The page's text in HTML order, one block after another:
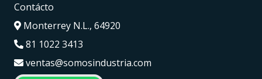
Contácto
Monterrey N.L., 64920
81 1022 3413
ventas@somosindustria.com